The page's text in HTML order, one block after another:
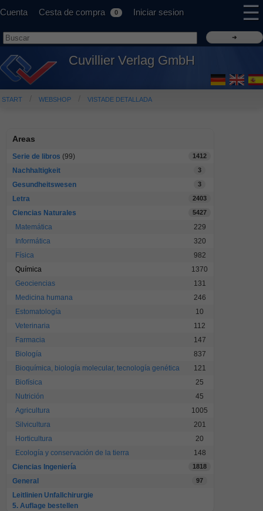
Cuenta Cesta de compra 0 Iniciar sesion ☰
Cuvillier Verlag GmbH
START WEBSHOP VISTADE DETALLADA
Areas
Serie de libros (99) 1412
Nachhaltigkeit 3
Gesundheitswesen 3
Letra 2403
Ciencias Naturales 5427
Matemática
229
Informática
320
Física
982
Química
1370
Geociencias
131
Medicina humana
246
Estomatología
10
Veterinaria
112
Farmacia
147
Biología
837
Bioquímica, biología molecular, tecnología genética
121
Biofísica
25
Nutrición
45
Agricultura
1005
Silvicultura
201
Horticultura
20
Ecología y conservación de la tierra
148
Ciencias Ingeniería
1818
General 97
Leitlinien Unfallchirurgie
5. Auflage bestellen